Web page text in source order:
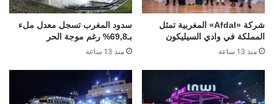
شركة «Afdal» المغربية تمثل
المملكة في وادي السيليكون
منذ 13 ساعة
سدود المغرب تسجل معدل ملء
بـ69,8% رغم موجة الحر
منذ 13 ساعة